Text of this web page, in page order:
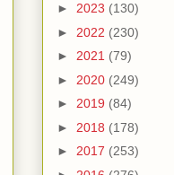
► 2023 (130)
► 2022 (230)
► 2021 (79)
► 2020 (249)
► 2019 (84)
► 2018 (178)
► 2017 (253)